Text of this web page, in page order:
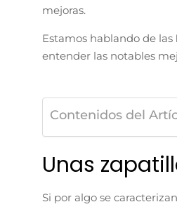
mejoras.
Estamos hablando de las
entender las notables
Contenidos del
Unas
Si por algo se